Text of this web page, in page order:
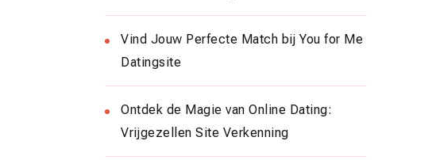
Vind Jouw Perfecte Match bij You for Me
Datingsite
Ontdek de Magie van Online Dating:
Vrijgezellen Site Verkenning